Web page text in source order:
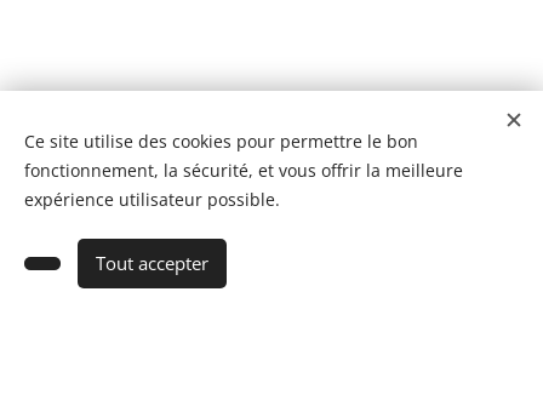
Ajouter au panier
© 2026 Tous droits réservés
BCC IMMOBILIER CAMBODGE Co,Ltd Cookies
Ce site utilise des cookies pour permettre le bon
fonctionnement, la sécurité, et vous offrir la meilleure
expérience utilisateur possible.
Tout accepter